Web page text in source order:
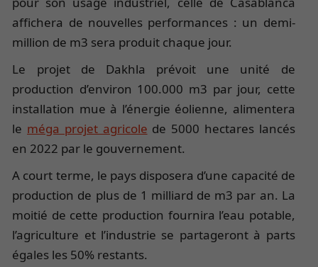
affichera de nouvelles performances : un demi-
million de m3 sera produit chaque jour.
Le projet de Dakhla prévoit une unité de
production d’environ 100.000 m3 par jour, cette
installation mue à l’énergie éolienne, alimentera
le méga projet agricole de 5000 hectares lancés
en 2022 par le gouvernement.
A court terme, le pays disposera d’une capacité de
production de plus de 1 milliard de m3 par an. La
moitié de cette production fournira l’eau potable,
l’agriculture et l’industrie se partageront à parts
égales les 50% restants.